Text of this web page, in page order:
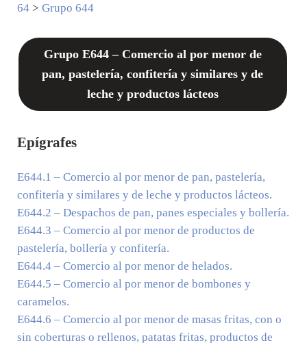
64> Grupo 644
Grupo E644 – Comercio al por menor de
pan, pastelería, confitería y similares y de
leche y productos lácteos
Epígrafes
E644.1 – Comercio al por menor de pan, pastelería,
confitería y similares y de leche y productos lácteos.
E644.2 – Despachos de pan, panes especiales y bollería.
E644.3 – Comercio al por menor de productos de
pastelería, bollería y confitería.
E644.4– Comercio al por menor de helados.
E644.5 – Comercio al por menor de bombones y
caramelos.
E644.6 – Comercio al por menor de masas fritas, con o
sin coberturas o rellenos, patatas fritas, productos de